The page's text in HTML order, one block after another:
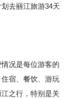
去丽江旅游34天
况是每位游客的
宿、餐饮、游玩
之行，特别是关